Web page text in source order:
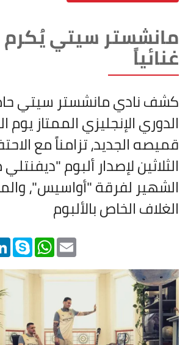
مانشستر سيتي يُكرم
غنائياً
كشف نادي مانشستر سيتي
الدوري الإنجليزي الممتاز
قميصه الجديد، تزامناً مع
الثلاثين لإصدار ألبوم
الشهير لفرقة "أواسيس"،
الغلاف الخاص بالألبوم
Skype
WhatsAppEmail